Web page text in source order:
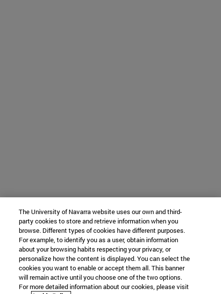
The University of Navarra website uses our own and third-
party cookies to store and retrieve information when you
browse. Different types of cookies have different purposes.
For example, to identify you as a user, obtain information
about your browsing habits respecting your privacy, or
personalize how the content is displayed. You can select the
cookies you want to enable or accept them all. This banner
will remain active until you choose one of the two options.
For more detailed information about our cookies, please visit